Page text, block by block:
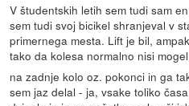
V študentskih letih sem tudi sam
sem tudi svoj bicikel shranjeval v
primernega mesta. Lift je bil,
tako da kolesa normalno nisi
na zadnje kolo oz. pokonci in ga
sem jaz delal - ja, vsake toliko